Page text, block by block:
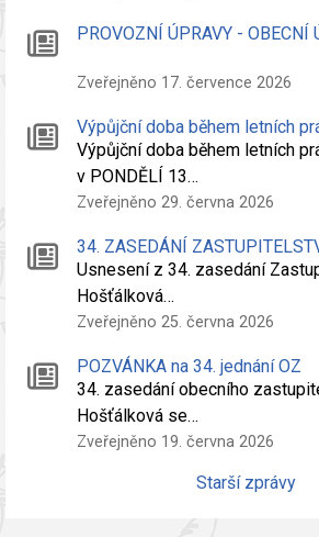
PROVOZNÍ ÚPRAVY - OBECNÍ
Zveřejněno 17. července 2026
Výpůjční doba během letních
Výpůjční doba během letních
v PONDĚLÍ 13…
Zveřejněno 29. června 2026
34. ZASEDÁNÍ
Usnesení z 34. zasedání
Hošťálková…
Zveřejněno 25. června 2026
POZVÁNKA na 34. jednání OZ
34. zasedání obecního
Hošťálková se…
Zveřejněno 19. června 2026
Starší zprávy